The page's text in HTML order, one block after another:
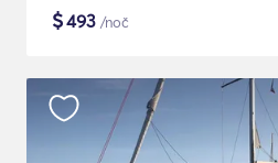
$493 /noč